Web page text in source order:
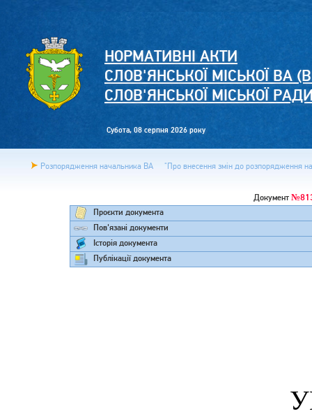
НОРМАТИВНІ АКТИ
СЛОВ'ЯНСЬКОЇ МІСЬКОЇ ВА
СЛОВ'ЯНСЬКОЇ МІСЬКОЇ
Субота, 08 серпня 2026 року
Розпорядження начальника ВА "Про внесення змін до розпорядження
Документ
Проєкти документа
Пов'язані документи
Історія документа
Публікації документа